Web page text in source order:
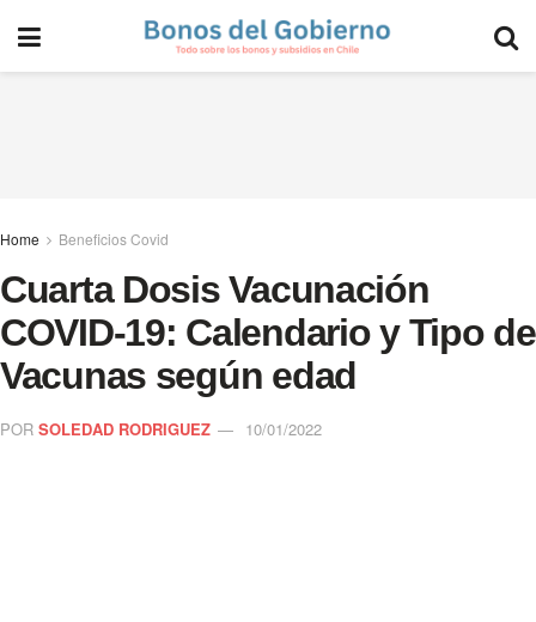
Home Beneficios Covid
Cuarta Dosis Vacunación
COVID-19: Calendario y Tipo de
Vacunas según edad
POR SOLEDAD RODRIGUEZ 10/01/2022